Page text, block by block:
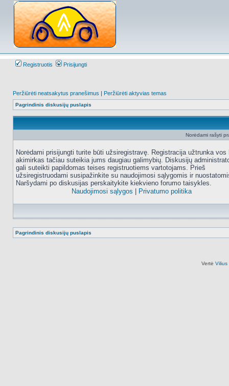
Registruotis Prisijungti
Peržiūrėti neatsakytus pranešimus | Peržiūrėti aktyvias temas
Pagrindinis diskusijų puslapis
Norėdami rašyti
Norėdami prisijungti turite būti užsiregistravę. Registracija užtrunka vos
akimirkas tačiau suteikia jums daugiau galimybių. Diskusijų
gali suteikti papildomas teises registruotiems vartotojams. Prieš
užsiregistruodami susipažinkite su naudojimosi sąlygomis ir
Naršydami po diskusijas perskaitykite kiekvieno forumo taisykles.
Naudojimosi sąlygos
Privatumo politika
Pagrindinis diskusijų puslapis
Vertė Vilius